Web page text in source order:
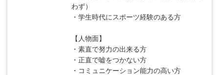
わず）
・学生時代にスポーツ経験のある方
【人物面】
・素直で努力の出来る方
・正直で嘘をつかない方
・コミュニケーション能力の高い方